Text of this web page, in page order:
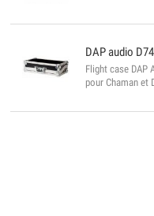
DAP audio
Flight case DAP
pour Chaman et
(mm) - Poids: